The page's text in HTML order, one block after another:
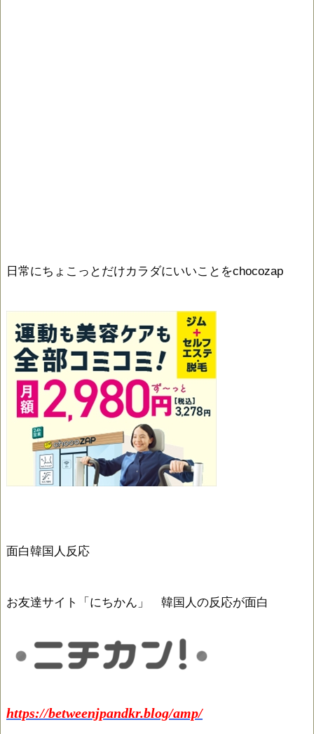
日常にちょこっとだけカラダにいいことをchocozap
面白韓国人反応
お友達サイト「にちかん」 韓国人の反応が面白
https://betweenjpandkr.blog/amp/